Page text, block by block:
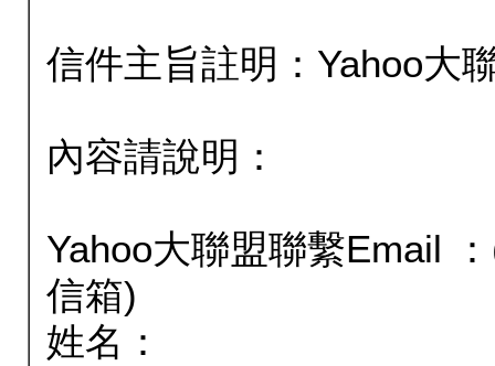
信件主旨註明：Yahoo大
內容請說明：
Yahoo大聯盟聯繫Email
信箱)
姓名：